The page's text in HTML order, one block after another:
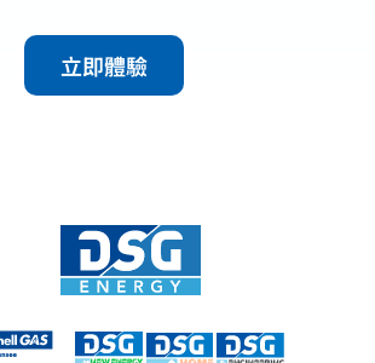
立即體驗